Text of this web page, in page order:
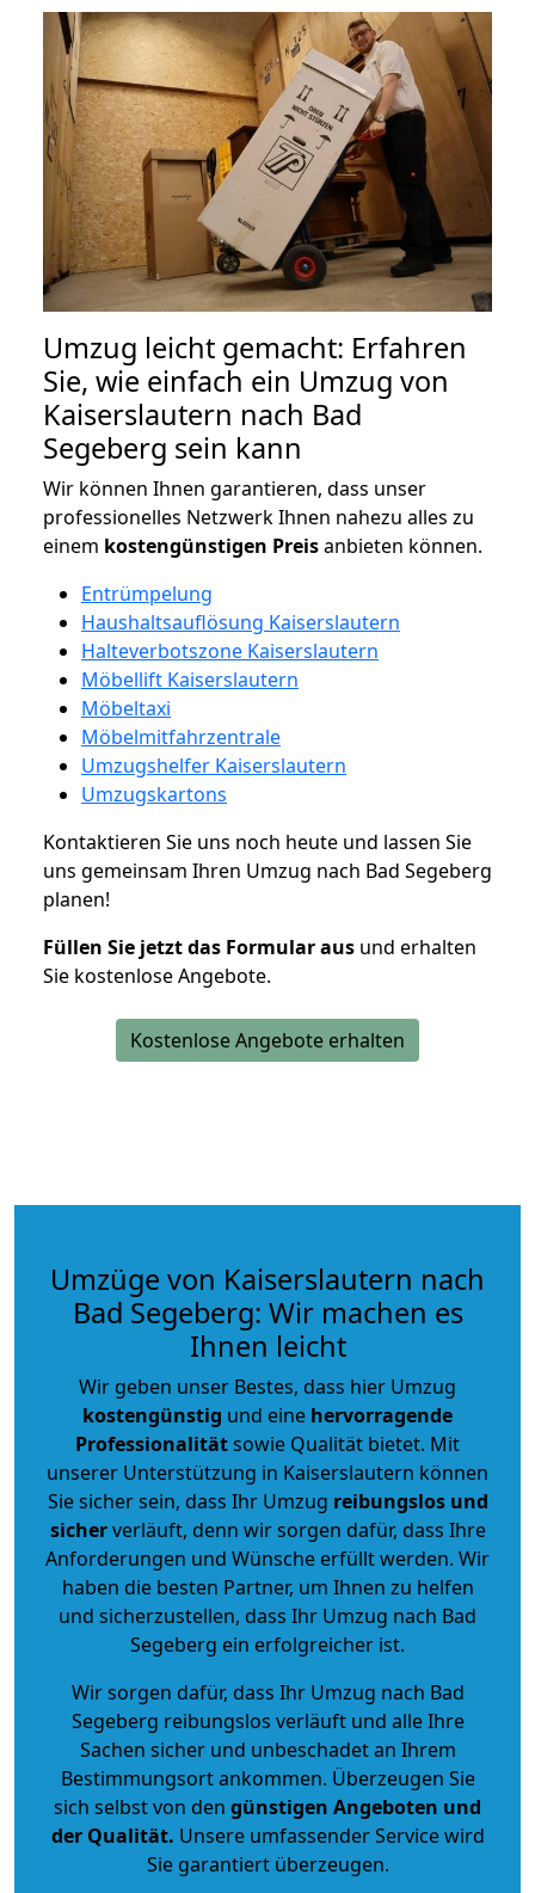
Umzug leicht gemacht: Erfahren
Sie, wie einfach ein Umzug von
Kaiserslautern nach Bad
Segeberg sein kann
Wir können Ihnen garantieren, dass unser
professionelles Netzwerk Ihnen nahezu alles zu
einem kostengünstigen Preisanbieten können.
Entrümpelung
Haushaltsauflösung Kaiserslautern
Halteverbotszone Kaiserslautern
Möbellift Kaiserslautern
Möbeltaxi
Möbelmitfahrzentrale
Umzugshelfer Kaiserslautern
Umzugskartons
Kontaktieren Sie uns noch heute und lassen Sie
uns gemeinsam Ihren Umzug nach Bad Segeberg
planen!
Füllen Sie jetzt das Formular aus und erhalten
Sie kostenlose Angebote.
Kostenlose Angebote erhalten
Umzüge von Kaiserslautern nach
Bad Segeberg: Wir machen es
Ihnen leicht
Wir geben unser Bestes, dass hier Umzug
kostengünstig und eine hervorragende
Professionalitätsowie Qualität bietet. Mit
unserer Unterstützung in Kaiserslautern können
Sie sicher sein, dass Ihr Umzug reibungslos und
sicherverläuft, denn wir sorgen dafür, dass Ihre
Anforderungen und Wünsche erfüllt werden. Wir
haben die besten Partner, um Ihnen zu helfen
und sicherzustellen, dass Ihr Umzug nach Bad
Segeberg ein erfolgreicher ist.
Wir sorgen dafür, dass Ihr Umzug nach Bad
Segeberg reibungslos verläuft und alle Ihre
Sachen sicher und unbeschadet an Ihrem
Bestimmungsort ankommen. Überzeugen Sie
sich selbst von den günstigen Angeboten und
der Qualität. Unsere umfassender Service wird
Sie garantiert überzeugen.